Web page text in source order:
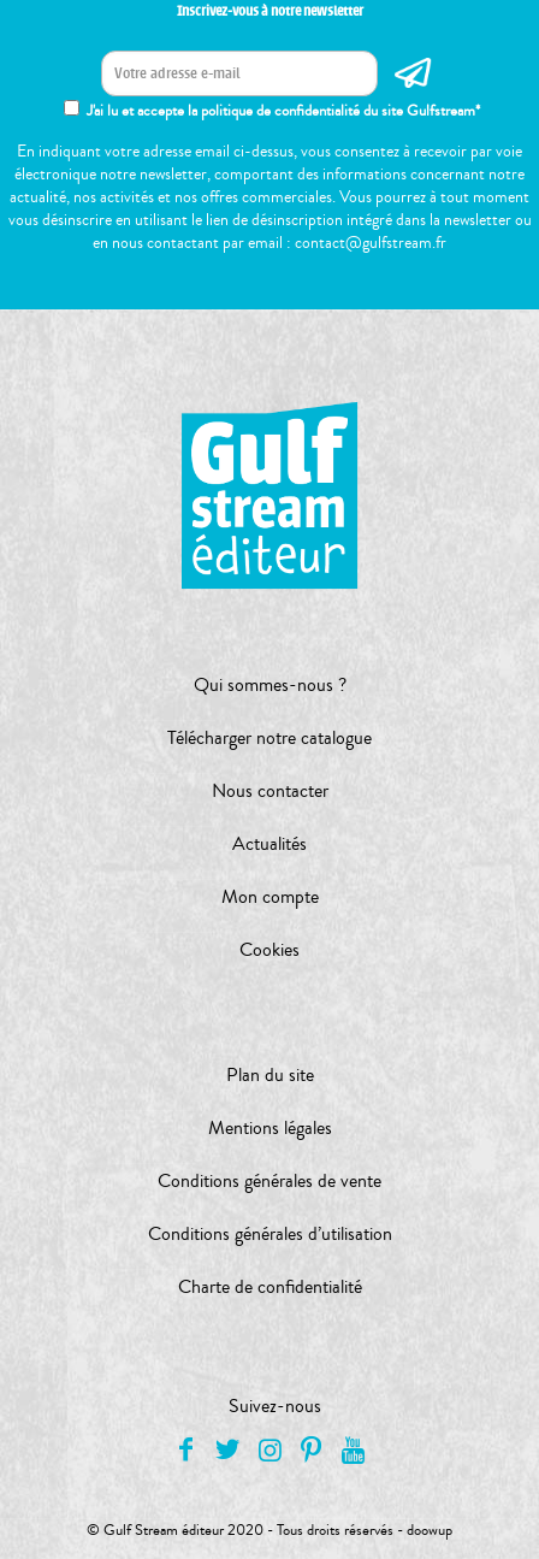
Inscrivez-vous à notre newsletter
J'ai lu et accepte la politique de confidentialité du site Gulfstream*
En indiquant votre adresse email ci-dessus, vous consentez à recevoir par voie
électronique notre newsletter, comportant des informations concernant notre
actualité, nos activités et nos offres commerciales. Vous pourrez à tout moment
vous désinscrire en utilisant le lien de désinscription intégré dans la newsletter ou
en nous contactant par email : contact@gulfstream.fr
Qui sommes-nous ?
Télécharger notre catalogue
Nous contacter
Actualités
Mon compte
Cookies
Plan du site
Mentions légales
Conditions générales de vente
Conditions générales d’utilisation
Charte de confidentialité
Suivez-nous
© Gulf Stream éditeur 2020 - Tous droits réservés -doowup